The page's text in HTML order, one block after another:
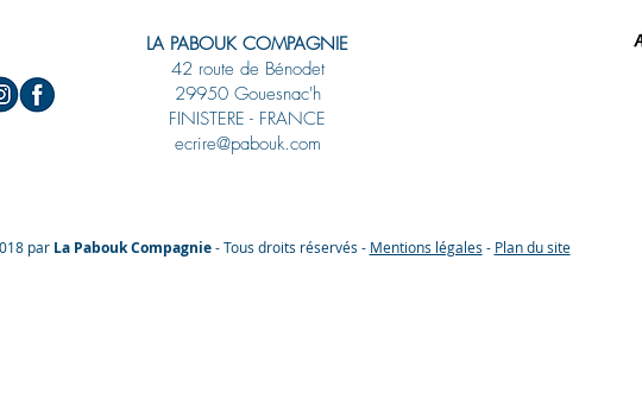
LA PABOUK COMPAGNIE
42 route de Bénodet
29950 Gouesnac'h
FINISTERE - FRANCE
ecrire@pabouk.com
par La Pabouk Compagnie- Tous droits réservés - Mentions légales - Plan du site